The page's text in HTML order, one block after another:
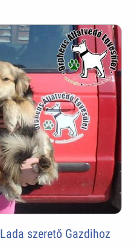
szerető Gazdihoz